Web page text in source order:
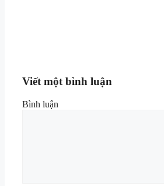
Viết một bình luận
Bình luận